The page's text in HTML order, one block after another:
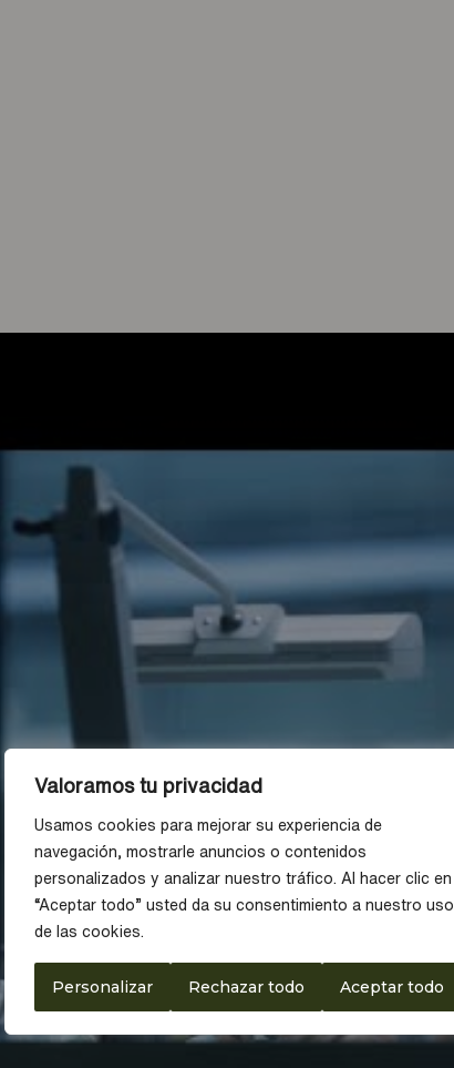
Valoramos tu privacidad
Usamos cookies para mejorar su experiencia de
navegación, mostrarle anuncios o contenidos
personalizados y analizar nuestro tráfico. Al hacer clic en
“Aceptar todo” usted da su consentimiento a nuestro uso
de las cookies.
Personalizar Rechazar todo Aceptar todo